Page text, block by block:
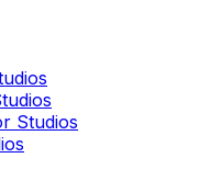
Studios